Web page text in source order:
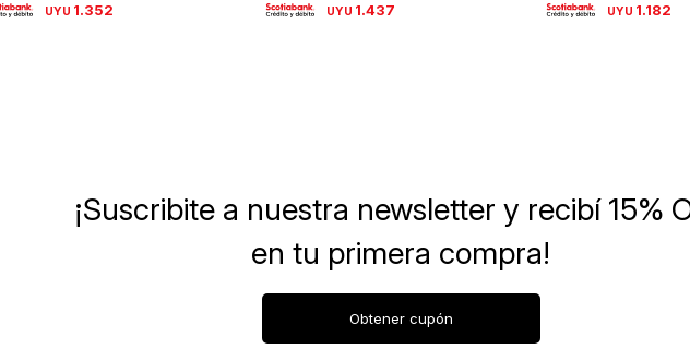
UYU 1.352 UYU 1.437 UYU 1.182
¡Suscribite a nuestra newsletter y recibí 15%
en tu primera compra!
Obtener cupón